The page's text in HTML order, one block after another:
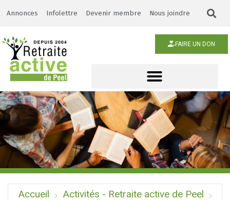
Annonces Infolettre Devenir membre Nous joindre
FAIRE UN DON
Accueil
Activités - Retraite active de Peel